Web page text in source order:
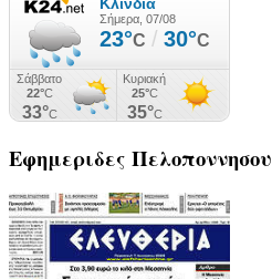
Εφημεριδες Πελοποννησου